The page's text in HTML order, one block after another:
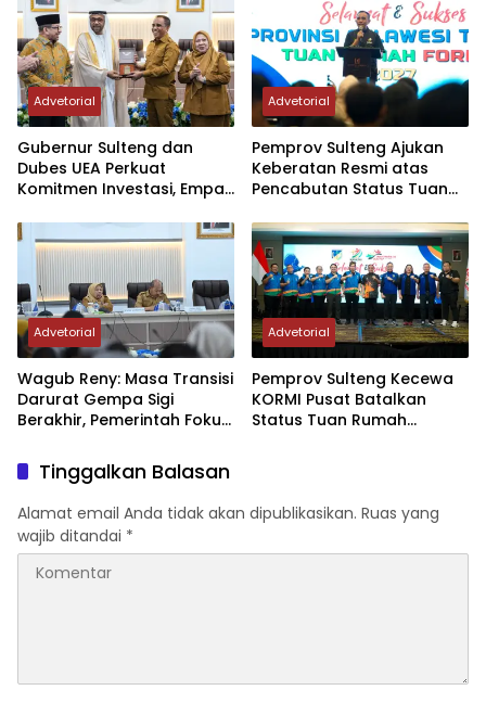
Advetorial
Gubernur Sulteng dan
Dubes UEA Perkuat
Komitmen Investasi, Empat
Advetorial
Pemprov Sulteng Ajukan
Keberatan Resmi atas
Pencabutan Status Tuan
2027
Advetorial
Wagub Reny: Masa Transisi
Darurat Gempa Sigi
Berakhir, Pemerintah Fokus
Advetorial
Pemprov Sulteng Kecewa
KORMI Pusat Batalkan
Status Tuan Rumah
Tinggalkan Balasan
Alamat email Anda tidak akan dipublikasikan. Ruas yang
wajib ditandai *